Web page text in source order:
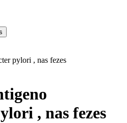
pylori , nas fezes
, nas fezes